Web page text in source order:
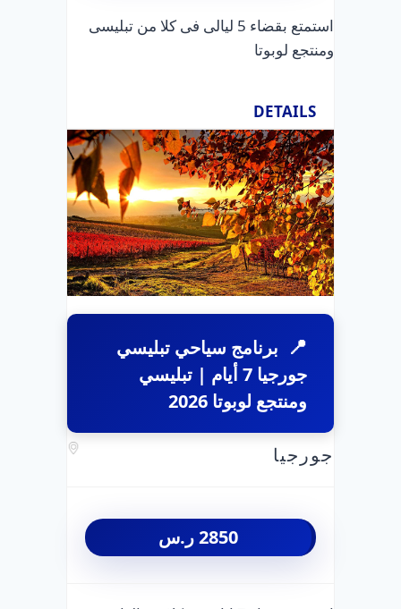
استمتع بقضاء 5 ليالى فى كلا من تبليسى
ومنتجع لوبوتا
DETAILS
برنامج سياحي تبليسي
جورجيا 7 أيام | تبليسي
ومنتجع لوبوتا 2026
جورجيا
2850ر.س